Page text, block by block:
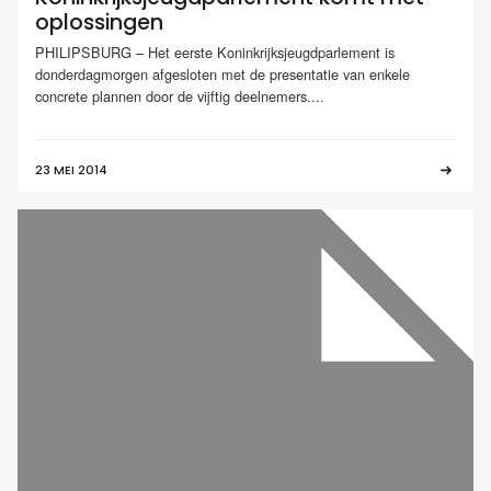
oplossingen
PHILIPSBURG – Het eerste Koninkrijksjeugdparlement is
donderdagmorgen afgesloten met de presentatie van enkele
concrete plannen door de vijftig deelnemers....
23 MEI 2014